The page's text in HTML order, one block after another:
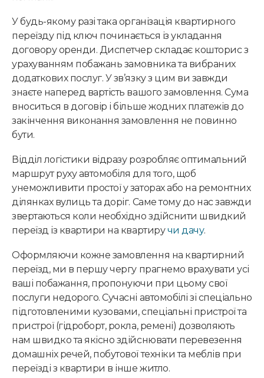
У будь-якому разі така організація квартирного
переїзду під ключ починається із укладання
договору оренди. Диспетчер складає кошторис з
урахуванням побажань замовника та вибраних
додаткових послуг. У зв’язку з цим ви завжди
знаєте наперед вартість вашого замовлення. Сума
вноситься в договір і більше жодних платежів до
закінчення виконання замовлення не повинно
бути.
Відділ логістики відразу розробляє оптимальний
маршрут руху автомобіля для того, щоб
унеможливити простої у заторах або на ремонтних
ділянках вулиць та доріг. Саме тому до нас завжди
звертаються коли необхідно здійснити швидкий
переїзд із квартири на квартиручи дачу.
Оформляючи кожне замовлення на квартирний
переїзд, ми в першу чергу прагнемо врахувати усі
ваші побажання, пропонуючи при цьому свої
послуги недорого. Сучасні автомобілі зі спеціально
підготовленими кузовами, спеціальні пристрої та
пристрої (гідроборт, рокла, ремені) дозволяють
нам швидко та якісно здійснювати перевезення
домашніх речей, побутової техніки та меблів при
переїзді з квартири в інше житло.